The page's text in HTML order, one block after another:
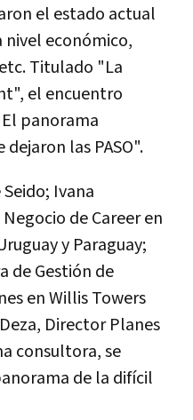
el estado actual
nivel económico,
Titulado "La
el encuentro
panorama
las PASO".
Ivana
de Career en
y Paraguay;
de Gestión de
en Willis Towers
Director Planes
consultora, se
de la difícil